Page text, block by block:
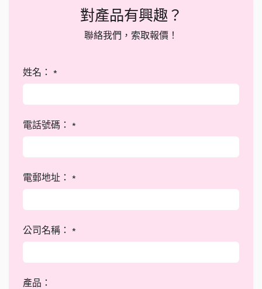
對產品有興趣？
聯絡我們，索取報價！
姓名： *
電話號碼： *
電郵地址： *
公司名稱： *
產品：